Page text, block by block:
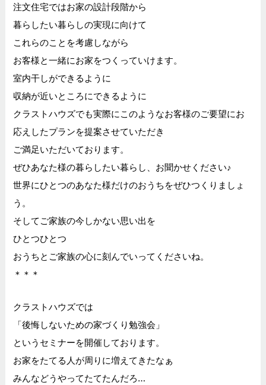
注文住宅ではお家の設計段階から
暮らしたい暮らしの実現に向けて
これらのことを考慮しながら
お客様と一緒にお家をつくっていけます。
室内干しができるように
収納が近いところにできるように
クラストハウズでも実際にこのようなお客様のご要望にお
応えしたプランを提案させていただき
ご満足いただいております。
ぜひあなた様の暮らしたい暮らし、お聞かせください♪
世界にひとつのあなた様だけのおうちをぜひつくりましょ
う。
そしてご家族の今しかない思い出を
ひとつひとつ
おうちとご家族の心に刻んでいってくださいね。
＊＊＊
クラストハウズでは
「後悔しないための家づくり勉強会」
というセミナーを開催しております。
お家をたてる人が周りに増えてきたなぁ
みんなどうやってたてたんだろ…